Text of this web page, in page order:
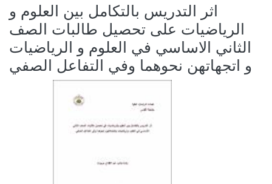
اثر التدريس بالتكامل بين العلوم و
الرياضيات على تحصيل طالبات الصف
الثاني الاساسي في العلوم و الرياضيات
و اتجهاتهن نحوهما وفي التفاعل الصفي